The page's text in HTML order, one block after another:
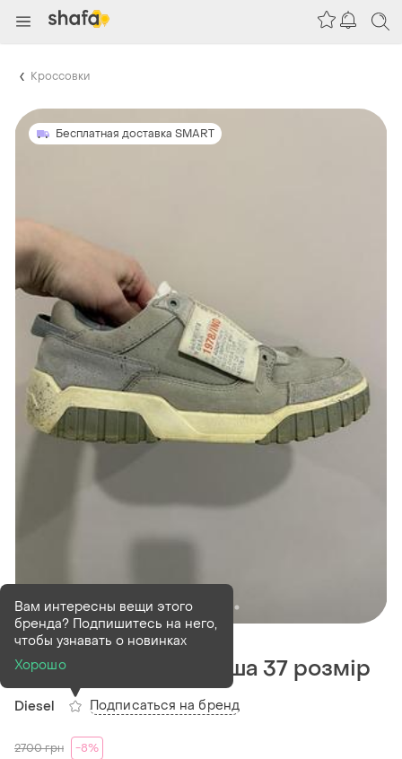
Кроссовки
Бесплатная доставка SMART
В наличии 1 шт
Кросівки diesel замша 37 розмір
Diesel
Вам интересны вещи этого
бренда? Подпишитесь на него,
чтобы узнавать о новинках
Хорошо
Подписаться на бренд
2700грн -8%